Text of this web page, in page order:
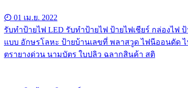
01 เม.ย. 2022
รับทําป้ายไฟ LED รับทำป้ายไฟ ป้ายไฟเชียร์ กล่องไฟ
แบบ อักษรโลหะ ป้ายบ้านเลขที่ พลาสวูด ไฟนีออนดัด ไ
ตรายางด่วน นามบัตร ใบปลิว ฉลากสินค้า สติ